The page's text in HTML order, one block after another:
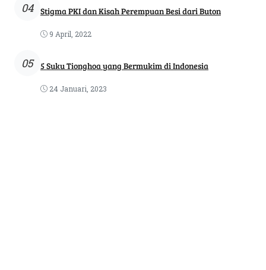
04 Stigma PKI dan Kisah Perempuan Besi dari Buton
9 April, 2022
05 5 Suku Tionghoa yang Bermukim di Indonesia
24 Januari, 2023